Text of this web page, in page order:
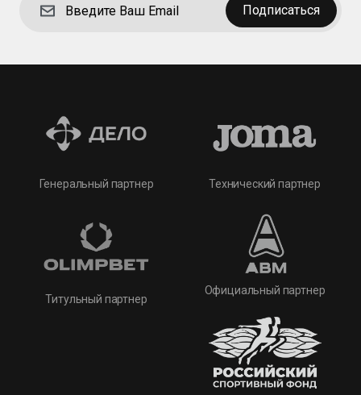
Подписаться
Генеральный партнер
Титульный партнер
Технический партнер
Официальный партнер